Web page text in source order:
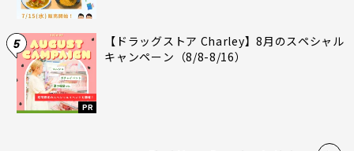
5
PR
【ドラッグストア Charley】8月のスペシャル
キャンペーン（8/8-8/16）